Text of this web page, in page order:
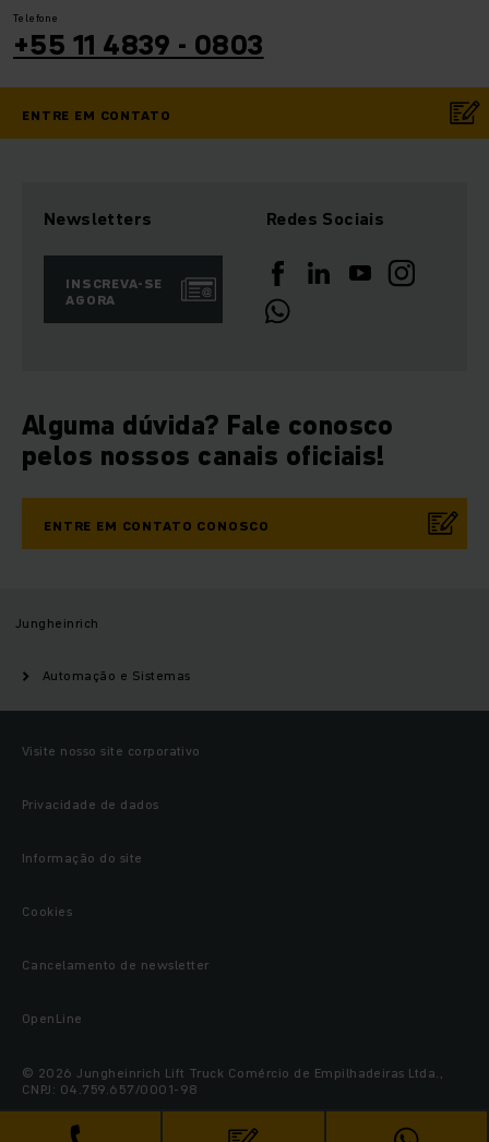
Telefone
+55 11 4839 - 0803
ENTRE EM CONTATO
Newsletters
INSCREVA-SE
AGORA
Redes Sociais
Alguma dúvida? Fale conosco
pelos nossos canais oficiais!
ENTRE EM CONTATO CONOSCO
Jungheinrich
Automação e Sistemas
Visite nosso site corporativo
Privacidade de dados
Informação do site
Cookies
Cancelamento de newsletter
OpenLine
© 2026 Jungheinrich Lift Truck Comércio de Empilhadeiras Ltda.,
CNPJ: 04.759.657/0001-98